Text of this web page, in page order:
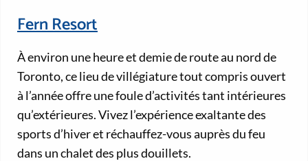
Fern Resort
À environ une heure et demie de route au nord de
Toronto, ce lieu de villégiature tout compris ouvert
à l’année offre une foule d’activités tant intérieures
qu’extérieures. Vivez l’expérience exaltante des
sports d’hiver et réchauffez-vous auprès du feu
dans un chalet des plus douillets.